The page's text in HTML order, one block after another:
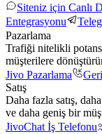
Siteniz için Canlı
Entegrasyonu
Pazarlama
Trafiği nitelikli
müşterilere
Jivo Pazarlama
Satış
Daha fazla satış,
ve daha geniş bir
JivoChat İş Telefonu